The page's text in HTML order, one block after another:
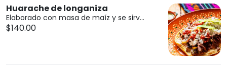
Huarache de longaniza
Elaborado con masa de maíz y se sirv...
$140.00